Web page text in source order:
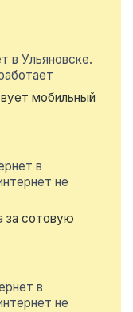
в Ульяновске.
мобильный
в
не
за сотовую
в
не